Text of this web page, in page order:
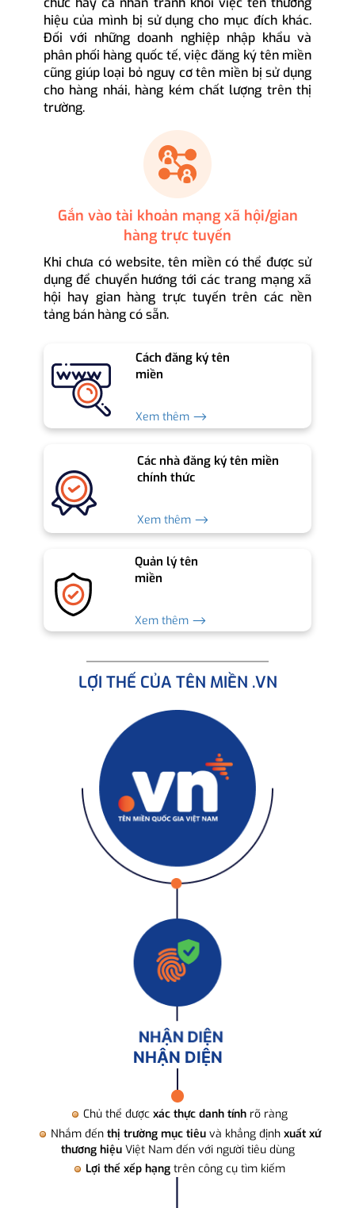
hiệu của mình bị sử dụng cho mục đích khác.
Đối với những doanh nghiệp nhập khẩu và
phân phối hàng quốc tế, việc đăng ký tên miền
cũng giúp loại bỏ nguy cơ tên miền bị sử dụng
cho hàng nhái, hàng kém chất lượng trên thị
trường.
Gắn vào tài khoản mạng xã hội/gian
hàng trực tuyến
Khi chưa có website, tên miền có thể được sử
dụng để chuyển hướng tới các trang mạng xã
hội hay gian hàng trực tuyến trên các nền
tảng bán hàng có sẵn.
Cách đăng ký tên
miền
Xem thêm ⟶
Các nhà đăng ký tên miền
chính thức
Xem thêm ⟶
Quản lý tên
miền
Xem thêm ⟶
LỢI THẾ CỦA TÊN MIỀN .VN
NHẬN DIỆN
Chủ thể được xác thực danh tính rõ ràng
Nhắm đến thị trường mục tiêuvà khẳng định xuất xứ
thương hiệuViệt Nam đến với người tiêu dùng
Lợi thế xếp hạng trên công cụ tìm kiếm